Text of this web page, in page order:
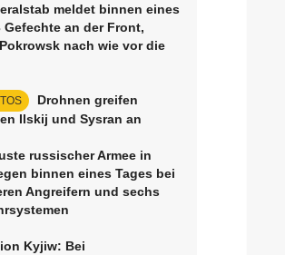
meldet binnen eines
Gefechte an der Front,
nach wie vor die
Drohnen greifen
Ilskij und Sysran an
russischer Armee in
binnen eines Tages bei
Angreifern und sechs
Kyjiw: Bei